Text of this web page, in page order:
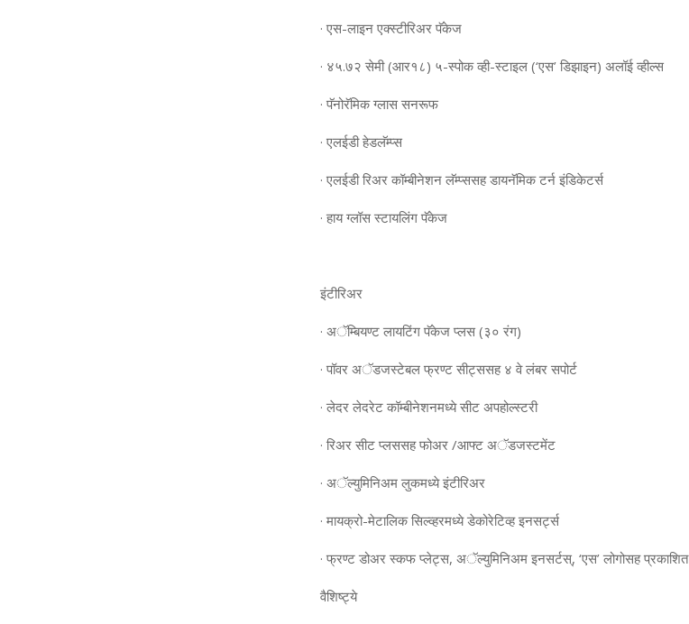
· एस-लाइन एक्‍स्‍टीरिअर पॅकेज
· ४५.७२ सेमी (आर१८) ५-स्‍पोक व्‍ही-स्‍टाइल (‘एस’ डिझाइन) अलॉई व्‍हील्‍स
· पॅनोरॅमिक ग्‍लास सनरूफ
· एलईडी हेडलॅम्‍प्स
· एलईडी रिअर कॉम्‍बीनेशन लॅम्‍प्‍ससह डायनॅमिक टर्न इंडिकेटर्स
· हाय ग्‍लॉस स्‍टायलिंग पॅकेज
इंटीरिअर
· अॅम्बियण्‍ट लायटिंग पॅकेज प्‍लस (३० रंग)
· पॉवर अॅडजस्‍टेबल फ्रण्‍ट सीट्ससह ४ वे लंबर सपोर्ट
· लेदर लेदरेट कॉम्‍बीनेशनमध्‍ये सीट अपहोल्‍स्‍टरी
· रिअर सीट प्‍लससह फोअर /आफ्ट अॅडजस्‍टमेंट
· अॅल्‍युमिनिअम लुकमध्‍ये इंटीरिअर
· मायक्रो-मेटालिक सिल्‍व्‍हरमध्‍ये डेकोरेटिव्‍ह इनसर्ट्स
· फ्रण्‍ट डोअर स्‍कफ प्‍लेट्स, अॅल्‍युमिनिअम इनसर्टस्, ‘एस’ लोगोसह प्रकाशित
वैशिष्‍ट्ये